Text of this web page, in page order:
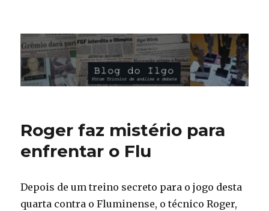
Blog do Ilgo Wink
Roger faz mistério para
enfrentar o Flu
Depois de um treino secreto para o jogo desta
quarta contra o Fluminense, o técnico Roger,